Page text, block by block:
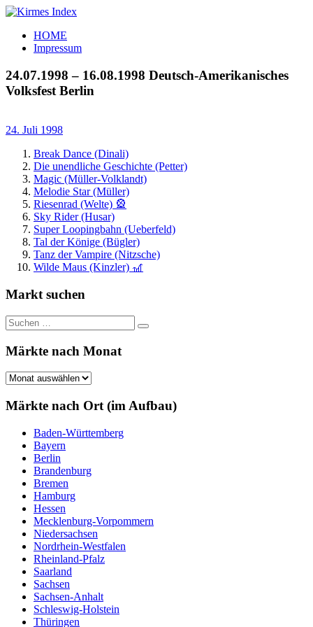
Zum
springen
Kirmes
Index
Tourpläne
der
letzten
Jahre
HOME
Impressum
24.07.1998 – 16.08.1998 Deutsch-Amerikanisches
Volksfest Berlin
24. Juli 1998
Break Dance (Dinali)
Die unendliche Geschichte (Petter)
Magic (Müller-Volklandt)
Melodie Star (Müller)
Riesenrad (Welte) 🎡
Sky Rider (Husar)
Super Loopingbahn (Ueberfeld)
Tal der Könige (Bügler)
Tanz der Vampire (Nitzsche)
Wilde Maus (Kinzler) 🎢
Markt suchen
Suchen
nach:
Suchen
Märkte nach Monat
Märkte
Monat
Märkte nach Ort (im Aufbau)
Baden-Württemberg
Bayern
Berlin
Brandenburg
Bremen
Hamburg
Hessen
Mecklenburg-Vorpommern
Niedersachsen
Nordrhein-Westfalen
Rheinland-Pfalz
Saarland
Sachsen
Sachsen-Anhalt
Schleswig-Holstein
Thüringen